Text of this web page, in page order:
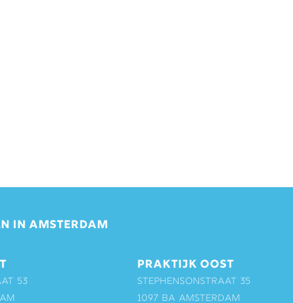
IN AMSTERDAM
53
PRAKTIJK OOST
Stephensonstraat 35
1097 BA Amsterdam